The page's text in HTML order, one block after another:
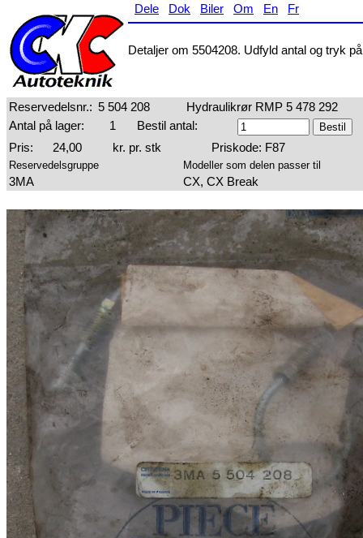
Dele Dok Biler Om En Fr
Detaljer om 5504208. Udfyld antal og tryk
Reservedelsnr.: 5 504 208
Hydraulikrør RMP 5 478 292
Antal på lager:
1
Bestil antal:
Pris:
24,00 kr. pr. stk Priskode: F87
Reservedelsgruppe Modeller som delen passer til
3MA CX, CX Break